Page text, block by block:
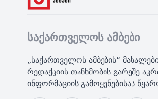
საქართველოს ამბები
„საქართველოს ამბების“
რედაქციის თანხმობის გარეშე
ინფორმაციის გამოყენებისას